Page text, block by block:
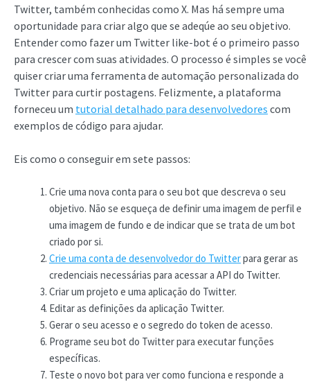
Twitter, também conhecidas como X. Mas há sempre uma
oportunidade para criar algo que se adeqúe ao seu objetivo.
Entender como fazer um Twitter like-bot é o primeiro passo
para crescer com suas atividades. O processo é simples se você
quiser criar uma ferramenta de automação personalizada do
Twitter para curtir postagens. Felizmente, a plataforma
forneceu um tutorial detalhado para desenvolvedores com
exemplos de código para ajudar.
Eis como o conseguir em sete passos:
Crie uma nova conta para o seu bot que descreva o seu
objetivo. Não se esqueça de definir uma imagem de perfil e
uma imagem de fundo e de indicar que se trata de um bot
criado por si.
Crie uma conta de desenvolvedor do Twitterpara gerar as
credenciais necessárias para acessar a API do Twitter.
Criar um projeto e uma aplicação do Twitter.
Editar as definições da aplicação Twitter.
Gerar o seu acesso e o segredo do token de acesso.
Programe seu bot do Twitter para executar funções
específicas.
Teste o novo bot para ver como funciona e responde a